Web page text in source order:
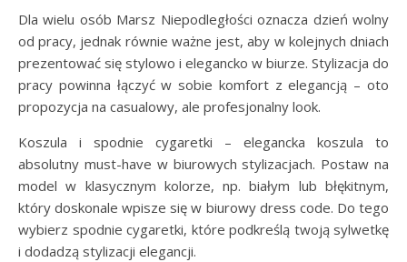
Dla wielu osób Marsz Niepodległości oznacza dzień wolny
od pracy, jednak równie ważne jest, aby w kolejnych dniach
prezentować się stylowo i elegancko w biurze. Stylizacja do
pracy powinna łączyć w sobie komfort z elegancją – oto
propozycja na casualowy, ale profesjonalny look.
Koszula i spodnie cygaretki – elegancka koszula to
absolutny must-have w biurowych stylizacjach. Postaw na
model w klasycznym kolorze, np. białym lub błękitnym,
który doskonale wpisze się w biurowy dress code. Do tego
wybierz spodnie cygaretki, które podkreślą twoją sylwetkę
i dodadzą stylizacji elegancji.